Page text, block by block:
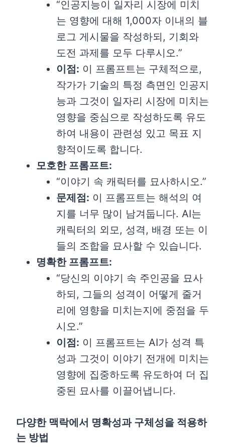
“인공지능이 일자리 시장에 미치
는 영향에 대해 1,000자 이내의 블
로그 게시물을 작성하되, 기회와
도전 과제를 모두 다루시오.”
이점: 이 프롬프트는 구체적으로,
작가가 기술의 특정 측면인 인공지
능과 그것이 일자리 시장에 미치는
영향을 중심으로 작성하도록 유도
하여 내용이 관련성 있고 목표 지
향적이도록 합니다.
모호한 프롬프트:
“이야기 속 캐릭터를 묘사하시오.”
문제점: 이 프롬프트는 해석의 여
지를 너무 많이 남겨둡니다. AI는
캐릭터의 외모, 성격, 배경 또는 이
들의 조합을 묘사할 수 있습니다.
명확한 프롬프트:
“당신의 이야기 속 주인공을 묘사
하되, 그들의 성격이 어떻게 줄거
리에 영향을 미치는지에 중점을 두
시오.”
이점: 이 프롬프트는 AI가 성격 특
성과 그것이 이야기 전개에 미치는
영향에 집중하도록 유도하여 더 집
중된 묘사를 이끌어냅니다.
다양한 맥락에서 명확성과 구체성을 적용하
는 방법